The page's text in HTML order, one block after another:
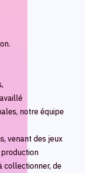
notre équipe
venant des jeux
collectionner, de
notre équipe
venant des jeux
collectionner, de